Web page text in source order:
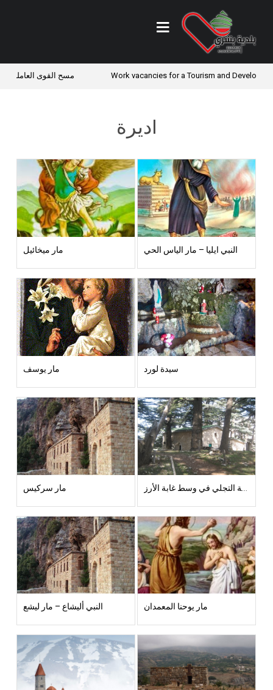
Work vacancies for a Tourism and مسح القوى العاملة
أديرة
مار ميخائيل النبي ايليا – مار الياس الحي
مار يوسف سيدة لورد
مار سركيس كنيسة التجلي في وسط غابة الأرز
النبي أليشاع – مار ليشع مار يوحنا المعمدان